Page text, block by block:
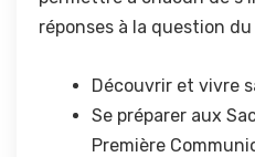
réponses à la question
Découvrir et vivre
Se préparer aux
Première